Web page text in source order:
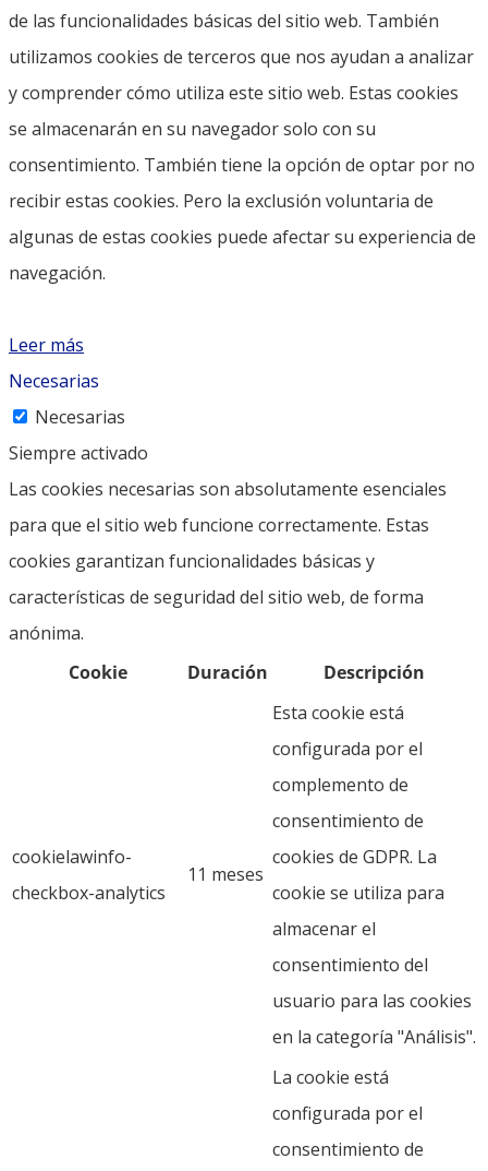
de las funcionalidades básicas del sitio web. También
utilizamos cookies de terceros que nos ayudan a analizar
y comprender cómo utiliza este sitio web. Estas cookies
se almacenarán en su navegador solo con su
consentimiento. También tiene la opción de optar por no
recibir estas cookies. Pero la exclusión voluntaria de
algunas de estas cookies puede afectar su experiencia de
navegación.
Leer más
Necesarias
Necesarias
Siempre activado
Las cookies necesarias son absolutamente esenciales
para que el sitio web funcione correctamente. Estas
cookies garantizan funcionalidades básicas y
características de seguridad del sitio web, de forma
anónima.
Cookie
Duración Descripción
cookielawinfo-
checkbox-analytics
11 meses
Esta cookie está
configurada por el
complemento de
consentimiento de
cookies de GDPR. La
cookie se utiliza para
almacenar el
consentimiento del
usuario para las cookies
en la categoría "Análisis".
La cookie está
configurada por el
consentimiento de